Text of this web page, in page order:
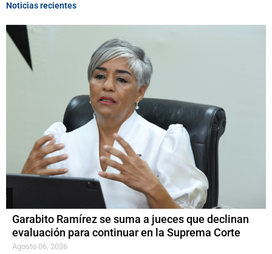
Noticias recientes
Garabito Ramírez se suma a jueces que declinan
evaluación para continuar en la Suprema Corte
Agosto 06, 2026